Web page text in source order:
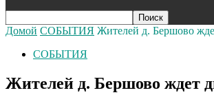
Домой СОБЫТИЯ Жителей д. Бершово
СОБЫТИЯ
Жителей д. Бершово ждет